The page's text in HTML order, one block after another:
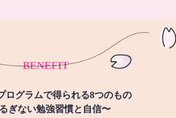
BENEFIT
ログラムで得られる8つのもの
ぎない勉強習慣と自信〜